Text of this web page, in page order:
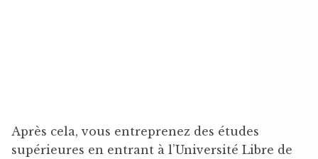
Après cela, vous entreprenez des études
supérieures en entrant à l’Université Libre de